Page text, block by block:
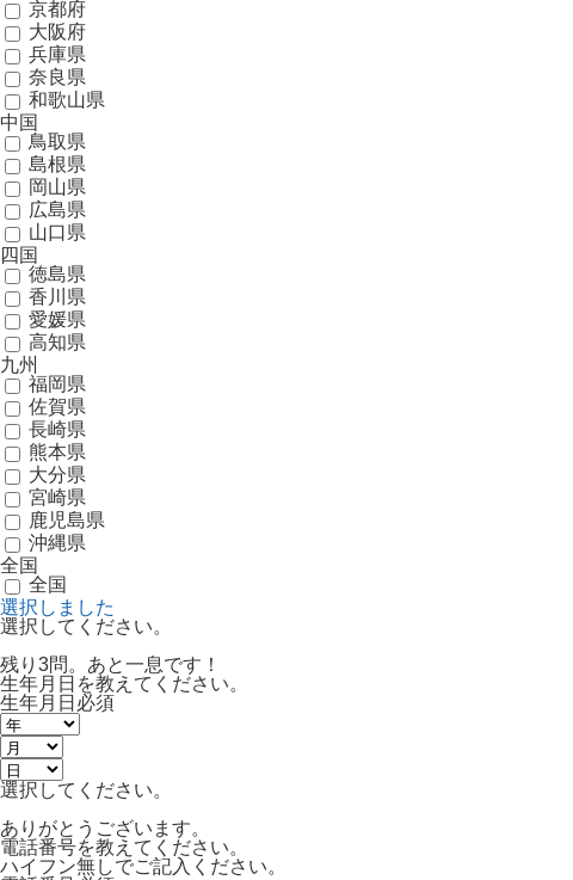
京都府
大阪府
兵庫県
奈良県
和歌山県
中国
鳥取県
島根県
岡山県
広島県
山口県
四国
徳島県
香川県
愛媛県
高知県
九州
福岡県
佐賀県
長崎県
熊本県
大分県
宮崎県
鹿児島県
沖縄県
全国
全国
選択しました
選択してください。
残り3問。あと一息です！
生年月日を教えてください。
生年月日 必須
選択してください。
ありがとうございます。
電話番号を教えてください。
ハイフン無しでご記入ください。